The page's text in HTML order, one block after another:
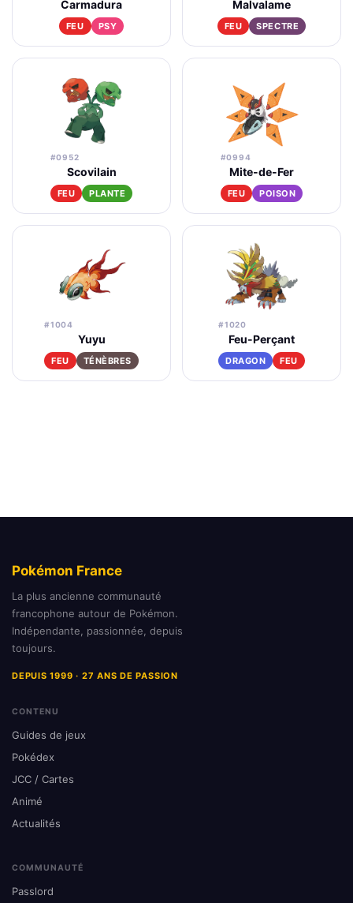
Carmadura
FEU PSY
Malvalame
FEU SPECTRE
#0952
Scovilain
FEU PLANTE
#0994
Mite-de-Fer
FEU POISON
#1004
Yuyu
FEU TÉNÈBRES
#1020
Feu-Perçant
DRAGON FEU
Pokémon France
La plus ancienne communauté
francophone autour de Pokémon.
Indépendante, passionnée, depuis
toujours.
DEPUIS 1999 · 27 ANS DE PASSION
CONTENU
Guides de jeux
Pokédex
JCC / Cartes
Animé
Actualités
COMMUNAUTÉ
Passlord